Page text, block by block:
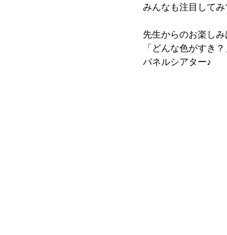
みんなも注目してみ
先生からのお楽しみ
「どんな色がすき
パネルシアター♪